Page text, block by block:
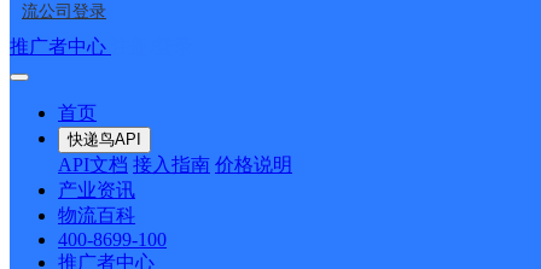
流公司登录
推广者中心
首页
快递鸟API
API文档 接入指南 价格说明
产业资讯
物流百科
400-8699-100
推广者中心
百世快递
巷口
派送范围:县城（永安镇
香镇；僧念镇；团柏乡